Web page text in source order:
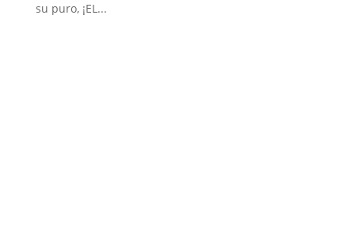
su puro, ¡EL...